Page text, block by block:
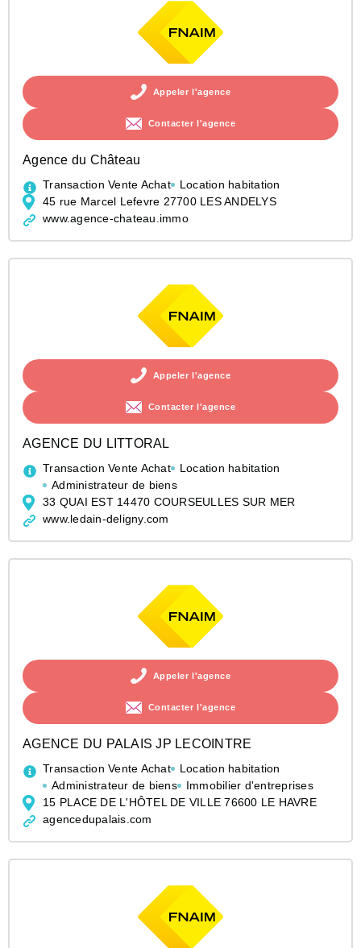
Appeler l'agence
Contacter l'agence
Agence du Château
Transaction Vente Achat
Location habitation
45 rue Marcel Lefevre 27700 LES ANDELYS
www.agence-chateau.immo
Appeler l'agence
Contacter l'agence
AGENCE DU LITTORAL
Transaction Vente Achat
Location habitation
Administrateur de biens
33 QUAI EST 14470 COURSEULLES SUR MER
www.ledain-deligny.com
Appeler l'agence
Contacter l'agence
AGENCE DU PALAIS JP LECOINTRE
Transaction Vente Achat
Location habitation
Administrateur de biens
Immobilier d'entreprises
15 PLACE DE L'HÔTEL DE VILLE 76600 LE HAVRE
agencedupalais.com